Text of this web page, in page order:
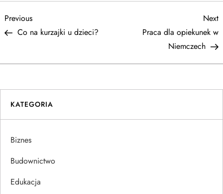
N
w
i
g
a
c
Previous
Post
Previous
Co na kurzajki u dzieci?
Next
Praca dla opiekunek w
Niemczech
KATEGORIA
Biznes
Budownictwo
Edukacja